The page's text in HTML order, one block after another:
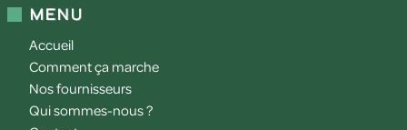
Menu
Accueil
Comment ça marche
Nos fournisseurs
Qui sommes-nous ?